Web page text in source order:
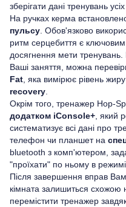
зберігати дані тренувань усіх
На ручках керма
пульсу . Обов'язково
ритм серцебиття є
досягнення мети
Ваші заняття, можна
Fat , яка вимірює рівень
recovery
Окрім того, тренажер Hop-
додатком iConsole+ , який
систематизує всі дані про
телефон чи планшет на
bluetooth з комп'ютером,
"проїхати" по ньому в
Після завершення вправ
кімната залишиться схожою
перемістити тренажер